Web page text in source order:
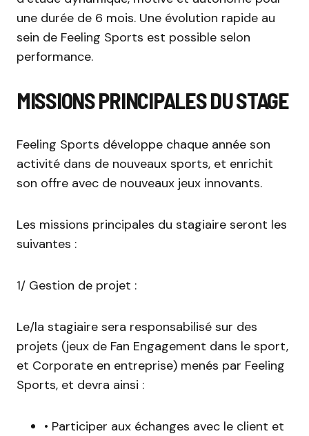
une durée de 6 mois. Une évolution rapide au
sein de Feeling Sports est possible selon
performance.
MISSIONS PRINCIPALES DU STAGE
Feeling Sports développe chaque année son
activité dans de nouveaux sports, et enrichit
son offre avec de nouveaux jeux innovants.
Les missions principales du stagiaire seront les
suivantes :
1/ Gestion de projet :
Le/la stagiaire sera responsabilisé sur des
projets (jeux de Fan Engagement dans le sport,
et Corporate en entreprise) menés par Feeling
Sports, et devra ainsi :
• Participer aux échanges avec le client et